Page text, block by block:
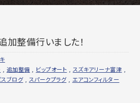
整備行いました！
追加整備 ビップオート スズキアリーナ富津
ブログ, スパークプラグ, エアコンフィルター